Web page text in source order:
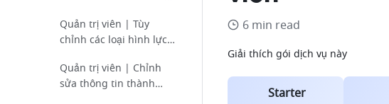
Quản trị viên | Tùy
chỉnh các loại hình lực
Quản trị viên | Chỉnh
sửa thông tin thành
6 min read
Giải thích gói dịch vụ này
Starter